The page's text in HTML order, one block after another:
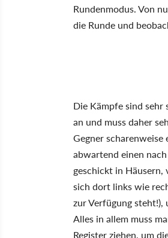
Rundenmodus. Von
die Runde und
Die Kämpfe sind
an und muss daher
Gegner scharenweise
abwartend einen
geschickt in Häusern,
sich dort links wie
zur Verfügung
Alles in allem muss
Register ziehen, um